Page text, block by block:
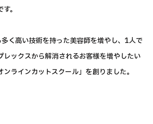
。
く高い技術を持った美容師を増やし、1人で
レックスから解消されるお客様を増やしたい
ラインカットスクール」を創りました。